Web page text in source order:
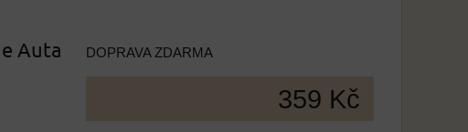
Auta DOPRAVA ZDARMA
359 Kč